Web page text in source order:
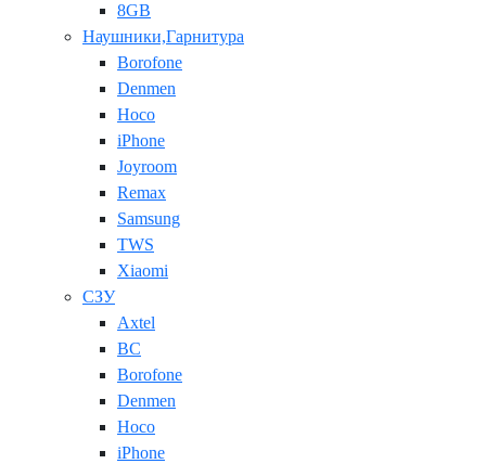
8GB
Наушники,Гарнитура
Borofone
Denmen
Hoco
iPhone
Joyroom
Remax
Samsung
TWS
Xiaomi
СЗУ
Axtel
BC
Borofone
Denmen
Hoco
iPhone